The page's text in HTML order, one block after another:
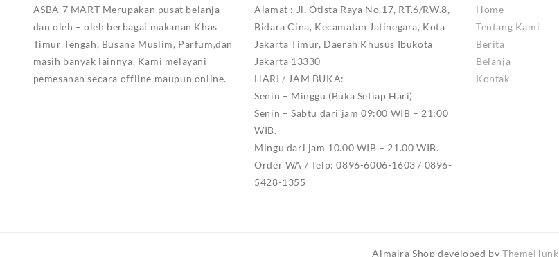
ASBA 7 MART Merupakan pusat belanja
dan oleh – oleh berbagai makanan Khas
Timur Tengah, Busana Muslim, Parfum,dan
masih banyak lainnya. Kami melayani
pemesanan secara offline maupun online.
Alamat : Jl. Otista Raya No.17, RT.6/RW.8,
Bidara Cina, Kecamatan Jatinegara, Kota
Jakarta Timur, Daerah Khusus Ibukota
Jakarta 13330
HARI / JAM BUKA:
Senin – Minggu (Buka Setiap Hari)
Senin – Sabtu dari jam 09:00 WIB – 21:00
WIB.
Mingu dari jam 10.00 WIB – 21.00 WIB.
Order WA / Telp: 0896-6006-1603 / 0896-
5428-1355
Home
Tentang Kami
Berita
Belanja
Kontak
Almaira Shop developed byThemeHunk